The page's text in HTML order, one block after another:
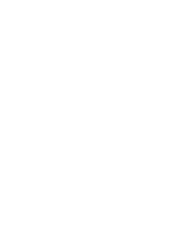
画配信でーた4月号が発